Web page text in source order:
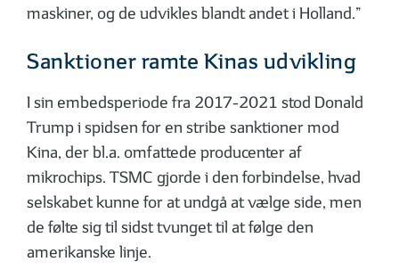
maskiner, og de udvikles blandt andet i Holland.”
Sanktioner ramte Kinas udvikling
I sin embedsperiode fra 2017-2021 stod Donald
Trump i spidsen for en stribe sanktioner mod
Kina, der bl.a. omfattede producenter af
mikrochips. TSMC gjorde i den forbindelse, hvad
selskabet kunne for at undgå at vælge side, men
de følte sig til sidst tvunget til at følge den
amerikanske linje.